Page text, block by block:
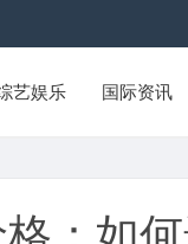
艺娱乐 国际资讯